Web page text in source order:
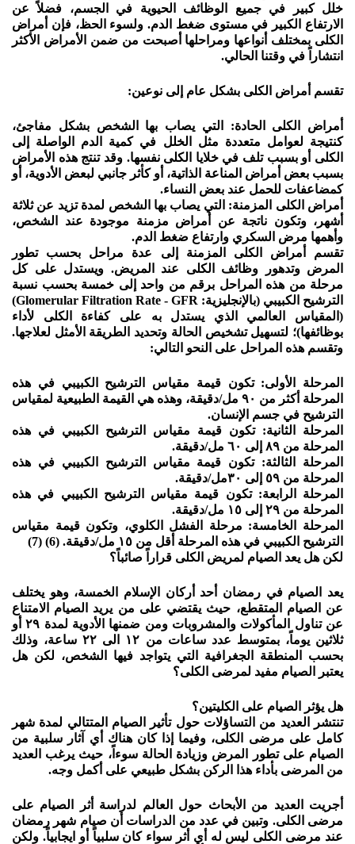
خلل كبير في جميع الوظائف الحيوية في الجسم، فضلاً عن
الارتفاع الكبير في مستوى ضغط الدم. ولسوء الحظ، فإن أمراض
الكلى بمختلف أنواعها ومراحلها أصبحت من ضمن الأمراض الأكثر
انتشاراً في وقتنا الحالي.
تقسم أمراض الكلى بشكل عام إلى نوعين:
أمراض الكلى الحادة: التي يصاب بها الشخص بشكل مفاجئ،
كنتيجة لعوامل متعددة مثل الخلل في كمية الدم الواصلة إلى
الكلى أو بسبب تلف في خلايا الكلى نفسها. وقد تنتج هذه الأمراض
بسبب بعض أمراض المناعة الذاتية، أو كأثر جانبي لبعض الأدوية، أو
كمضاعفات للحمل عند بعض النساء.
أمراض الكلى المزمنة: التي يصاب بها الشخص لمدة تزيد عن ثلاثة
أشهر، وتكون ناتجة عن أمراض مزمنة موجودة عند الشخص،
وأهمها مرض السكري وارتفاع ضغط الدم.
تقسم أمراض الكلى المزمنة إلى عدة مراحل بحسب تطور
المرض وتدهور وظائف الكلى عند المريض. ويستدل على كل
مرحلة من هذه المراحل برقم من واحد إلى خمسة بحسب نسبة
الترشيح الكبيبي (بالإنجليزية: Glomerular Filtration Rate - GFR)
(المقياس العالمي الذي يستدل به على كفاءة الكلى لأداء
بوظائفها)؛ لتسهيل تشخيص الحالة وتحديد الطريقة الأمثل لعلاجها.
وتقسم هذه المراحل على النحو التالي:
المرحلة الأولى: تكون قيمة مقياس الترشيح الكبيبي في هذه
المرحلة أكثر من ٩٠ مل/دقيقة، وهذه هي القيمة الطبيعية لمقياس
الترشيح في جسم الإنسان.
المرحلة الثانية: تكون قيمة مقياس الترشيح الكبيبي في هذه
المرحلة من ٨٩ إلى ٦٠ مل/دقيقة.
المرحلة الثالثة: تكون قيمة مقياس الترشيح الكبيبي في هذه
المرحلة من ٥٩ إلى ٣٠مل/دقيقة.
المرحلة الرابعة: تكون قيمة مقياس الترشيح الكبيبي في هذه
المرحلة من ٢٩ إلى ١٥ مل/دقيقة.
المرحلة الخامسة: مرحلة الفشل الكلوي، وتكون قيمة مقياس
الترشيح الكبيبي في هذه المرحلة أقل من ١٥ مل/دقيقة. (6) (7)
لكن هل يعد الصيام لمريض الكلى قراراً صائباً؟
يعد الصيام في رمضان أحد أركان الإسلام الخمسة، وهو يختلف
عن الصيام المتقطع، حيث يقتضي على من يريد الصيام الامتناع
عن تناول المأكولات والمشروبات ومن ضمنها الأدوية لمدة ٢٩ أو
ثلاثين يوماً، بمتوسط عدد ساعات من ١٢ الى ٢٢ ساعة، وذلك
بحسب المنطقة الجغرافية التي يتواجد فيها الشخص، لكن هل
يعتبر الصيام مفيد لمرضى الكلى؟
هل يؤثر الصيام على الكليتين؟
تنتشر العديد من التساؤلات حول تأثير الصيام المتتالي لمدة شهر
كامل على مرضى الكلى، وفيما إذا كان هناك أي آثار سلبية من
الصيام على تطور المرض وزيادة الحالة سوءاً، حيث يرغب العديد
من المرضى بأداء هذا الركن بشكل طبيعي على أكمل وجه.
أجريت العديد من الأبحاث حول العالم لدراسة أثر الصيام على
مرضى الكلى. وتبين في عدد من الدراسات أن صيام شهر رمضان
عند مرضى الكلى ليس له أي أثر سواء كان سلبياً أو ايجابياً. ولكن